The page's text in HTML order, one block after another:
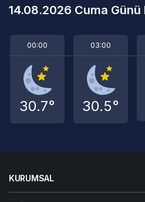
14.08.2026 Cuma Günü
00:00
30.7°
03:00
30.5°
KURUMSAL